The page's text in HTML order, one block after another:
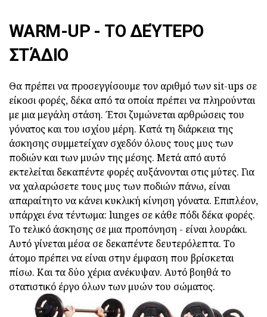
WARM-UP - ΤΟ ΔΕΎΤΕΡΟ
ΣΤΆΔΙΟ
Θα πρέπει να προσεγγίσουμε τον αριθμό των sit-ups σε
είκοσι φορές, δέκα από τα οποία πρέπει να πληρούνται
με μια μεγάλη στάση. Έτσι ζυμώνεται αρθρώσεις του
γόνατος και του ισχίου μέρη. Κατά τη διάρκεια της
άσκησης συμμετείχαν σχεδόν όλους τους μυς των
ποδιών και των μυών της μέσης. Μετά από αυτό
εκτελείται δεκαπέντε φορές αυξάνονται στις μύτες. Για
να χαλαρώσετε τους μυς των ποδιών πάνω, είναι
απαραίτητο να κάνει κυκλική κίνηση γόνατα. Επιπλέον,
υπάρχει ένα τέντωμα: lunges σε κάθε πόδι δέκα φορές.
Το τελικό άσκησης σε μια προπόνηση - είναι λουράκι.
Αυτό γίνεται μέσα σε δεκαπέντε δευτερόλεπτα. Το
άτομο πρέπει να είναι στην έμφαση που βρίσκεται
πίσω. Και τα δύο χέρια ανέκυψαν. Αυτό βοηθά το
στατιστικό έργο όλων των μυών του σώματος.